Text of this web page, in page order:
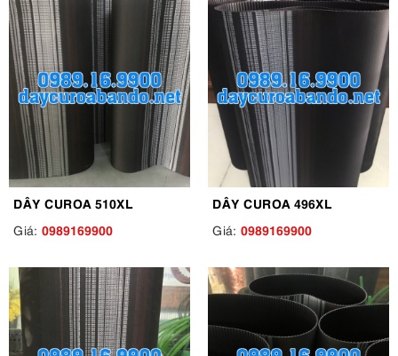
DÂY CUROA 510XL
Giá: 0989169900
DÂY CUROA 496XL
Giá: 0989169900